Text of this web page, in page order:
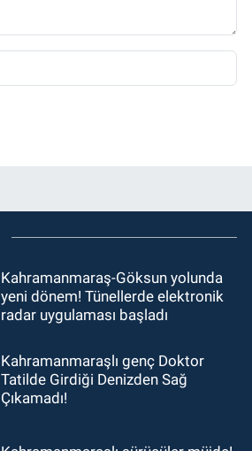
Kahramanmaraş-Göksun yolunda
yeni dönem! Tünellerde elektronik
radar uygulaması başladı
Kahramanmaraşlı genç Doktor
Tatilde Girdiği Denizden Sağ
Çıkamadı!